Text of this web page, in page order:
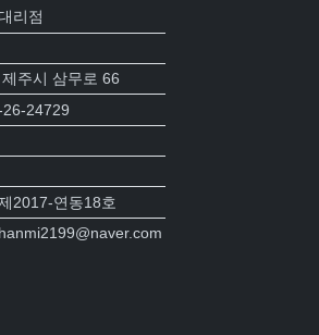
리점
주시 삼무로 66
24729
2017-연동18호